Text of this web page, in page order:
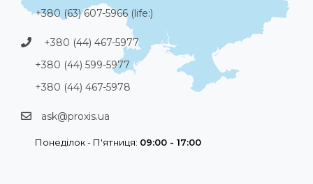
+380 (63) 607-5966 (life:)
+380 (44) 467-5977
+380 (44) 599-5977
+380 (44) 467-5978
ask@proxis.ua
Понеділок - П'ятниця: 09:00 - 17:00